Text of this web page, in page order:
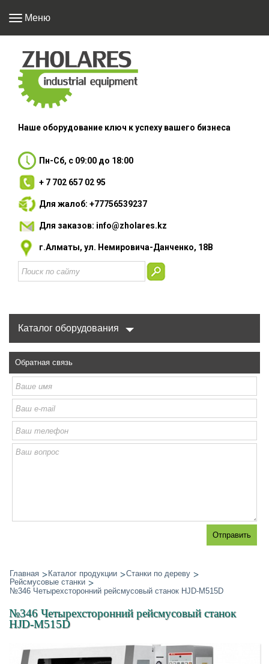
Наше оборудование ключ к успеху вашего бизнеса
Пн-Сб, с 09:00 до 18:00
+ 7 702 657 02 95
Для жалоб: +77756539237
Для заказов: info@zholares.kz
г.Алматы, ул. Немировича-Данченко, 18В
Меню
Каталог оборудования
Обратная связь
Главная Каталог продукции
Станки по дереву
Рейсмусовые станки
№346 Четырехсторонний рейсмусовый станок HJD-M515D
№346 Четырехсторонний рейсмусовый станок
HJD-M515D